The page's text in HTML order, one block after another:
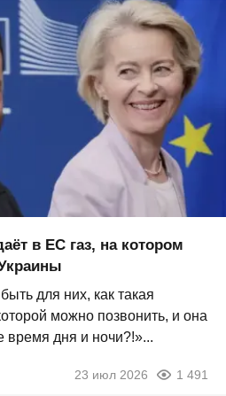
в ЕС газ, на котором
для них, как такая
можно позвонить, и она
время дня и ночи?!»...
23 июл 2026 1 491